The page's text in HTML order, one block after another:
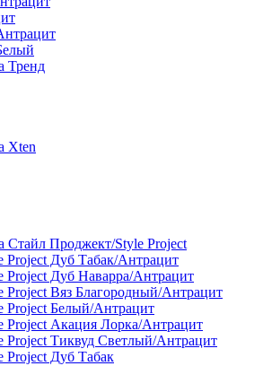
Тренд
Xten
Стайл Проджект/Style Project
Project Дуб Табак/Антрацит
Project Дуб Наварра/Антрацит
Project Вяз Благородный/Антрацит
Project Белый/Антрацит
Project Акация Лорка/Антрацит
Project Тиквуд Светлый/Антрацит
Project Дуб Табак